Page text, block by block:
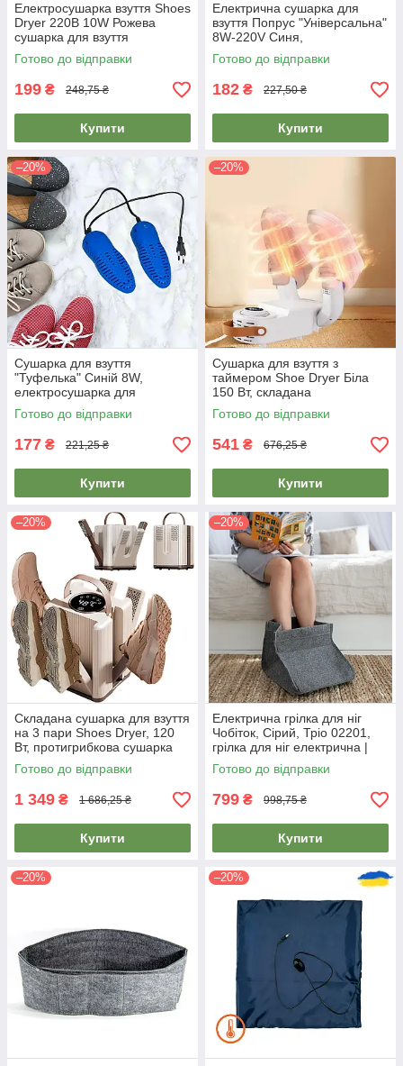
Електросушарка взуття Shoes
Dryer 220В 10W Рожева
сушарка для взуття
електрична, сушка для
черевиків
Готово до відправки
199 ₴ 248,75 ₴
Купити
Електрична сушарка для
взуття Попрус "Універсальна"
8W-220V Синя,
електросушарка для
черевиків
Готово до відправки
182 ₴ 227,50 ₴
Купити
–20%
Сушарка для взуття
"Туфелька" Синій 8W,
електросушарка для
черевиків, кросівок - прилад
для сушіння взуття
Готово до відправки
177 ₴ 221,25 ₴
Купити
–20%
Сушарка для взуття з
таймером Shoe Dryer Біла
150 Вт, складана
антибактеріальна сушарка
для різного взуття
Готово до відправки
541 ₴ 676,25 ₴
Купити
–20%
Складана сушарка для взуття
на 3 пари Shoes Dryer, 120
Вт, протигрибкова сушарка
для всіх різновидів взуття для
різного взуття
Готово до відправки
1 349 ₴ 1 686,25 ₴
Купити
–20%
Електрична грілка для ніг
Чобіток, Сірий, Тріо 02201,
грілка для ніг електрична |
электрогрелки для ног
Готово до відправки
799 ₴ 998,75 ₴
Купити
–20% –20%